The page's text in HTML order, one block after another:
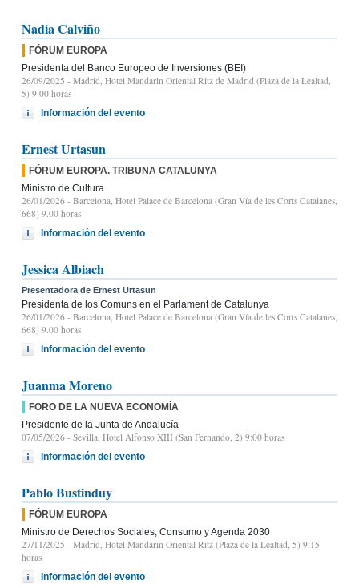
Nadia Calviño
FÓRUM EUROPA
Presidenta del Banco Europeo de Inversiones (BEI)
26/09/2025 - Madrid, Hotel Mandarin Oriental Ritz de Madrid (Plaza de la Lealtad,
5) 9:00 horas
Información del evento
Ernest Urtasun
FÓRUM EUROPA. TRIBUNA CATALUNYA
Ministro de Cultura
26/01/2026 - Barcelona, Hotel Palace de Barcelona (Gran Vía de les Corts Catalanes,
668) 9.00 horas
Información del evento
Jessica Albiach
Presentadora de Ernest Urtasun
Presidenta de los Comuns en el Parlament de Catalunya
26/01/2026 - Barcelona, Hotel Palace de Barcelona (Gran Vía de les Corts Catalanes,
668) 9.00 horas
Información del evento
Juanma Moreno
FORO DE LA NUEVA ECONOMÍA
Presidente de la Junta de Andalucía
07/05/2026 - Sevilla, Hotel Alfonso XIII (San Fernando, 2) 9:00 horas
Información del evento
Pablo Bustinduy
FÓRUM EUROPA
Ministro de Derechos Sociales, Consumo y Agenda 2030
27/11/2025 - Madrid, Hotel Mandarin Oriental Ritz (Plaza de la Lealtad, 5) 9:15
horas
Información del evento